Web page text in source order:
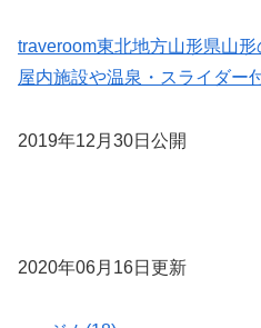
traveroom東北地方山形県山形
屋内施設や温泉・スライダー
2019年12月30日公開
2020年06月16日更新